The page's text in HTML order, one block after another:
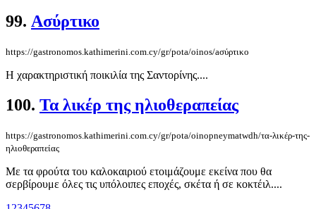
99. Aσύρτικο
https://gastronomos.kathimerini.com.cy/gr/pota/oinos/aσύρτικο
Η χαρακτηριστική ποικιλία της Σαντορίνης....
100. Τα λικέρ της ηλιοθεραπείας
https://gastronomos.kathimerini.com.cy/gr/pota/oinopneymatwdh/τα-λικέρ-της-
ηλιοθεραπείας
Με τα φρούτα του καλοκαιριού ετοιμάζουμε εκείνα που θα
σερβίρουμε όλες τις υπόλοιπες εποχές, σκέτα ή σε κοκτέιλ....